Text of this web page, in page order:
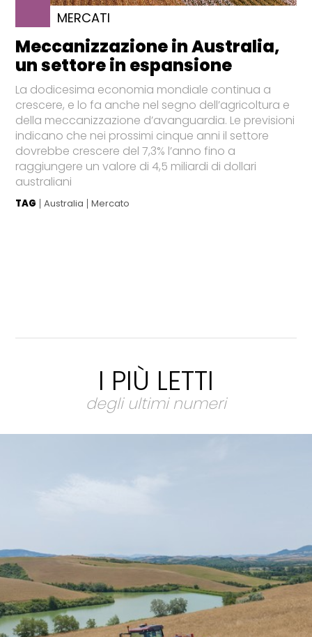
MERCATI
Meccanizzazione in Australia,
un settore in espansione
La dodicesima economia mondiale continua a
crescere, e lo fa anche nel segno dell’agricoltura e
della meccanizzazione d’avanguardia. Le previsioni
indicano che nei prossimi cinque anni il settore
dovrebbe crescere del 7,3% l’anno fino a
raggiungere un valore di 4,5 miliardi di dollari
australiani
TAG Australia Mercato
I PIÙ LETTI
degli ultimi numeri